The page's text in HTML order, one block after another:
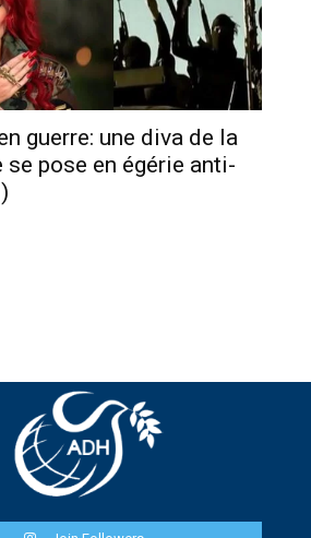
guerre: une diva de la
se pose en égérie anti-